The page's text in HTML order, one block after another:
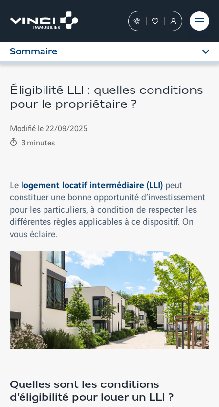
contenu
moment
Nos
conseillers
vous
dans
FavorisTous
les
services
dans
Personnel
Sommaire
Éligibilité LLI : quelles conditions
pour le propriétaire ?
Modifié le 22/09/2025
3minutes
Le logement locatif intermédiaire (LLI) peut
constituer une bonne opportunité d’investissement
pour les particuliers, à condition de respecter les
différentes règles applicables à ce dispositif. On
vous éclaire.
Quelles sont les conditions
d’éligibilité pour louer un LLI ?